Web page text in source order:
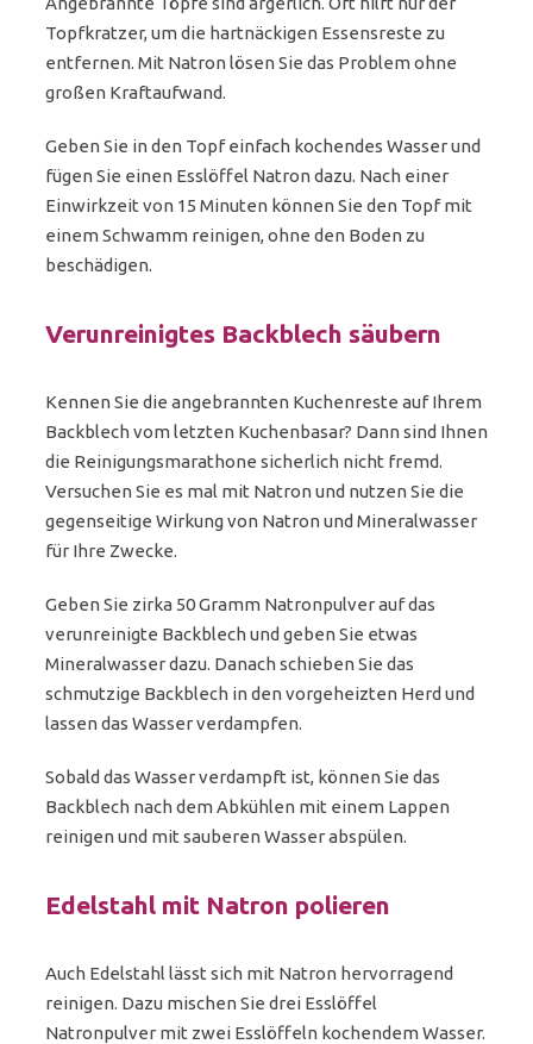
Topfkratzer, um die hartnäckigen Essensreste zu
entfernen. Mit Natron lösen Sie das Problem ohne
großen Kraftaufwand.
Geben Sie in den Topf einfach kochendes Wasser und
fügen Sie einen Esslöffel Natron dazu. Nach einer
Einwirkzeit von 15 Minuten können Sie den Topf mit
einem Schwamm reinigen, ohne den Boden zu
beschädigen.
Verunreinigtes Backblech säubern
Kennen Sie die angebrannten Kuchenreste auf Ihrem
Backblech vom letzten Kuchenbasar? Dann sind Ihnen
die Reinigungsmarathone sicherlich nicht fremd.
Versuchen Sie es mal mit Natron und nutzen Sie die
gegenseitige Wirkung von Natron und Mineralwasser
für Ihre Zwecke.
Geben Sie zirka 50 Gramm Natronpulver auf das
verunreinigte Backblech und geben Sie etwas
Mineralwasser dazu. Danach schieben Sie das
schmutzige Backblech in den vorgeheizten Herd und
lassen das Wasser verdampfen.
Sobald das Wasser verdampft ist, können Sie das
Backblech nach dem Abkühlen mit einem Lappen
reinigen und mit sauberen Wasser abspülen.
Edelstahl mit Natron polieren
Auch Edelstahl lässt sich mit Natron hervorragend
reinigen. Dazu mischen Sie drei Esslöffel
Natronpulver mit zwei Esslöffeln kochendem Wasser.